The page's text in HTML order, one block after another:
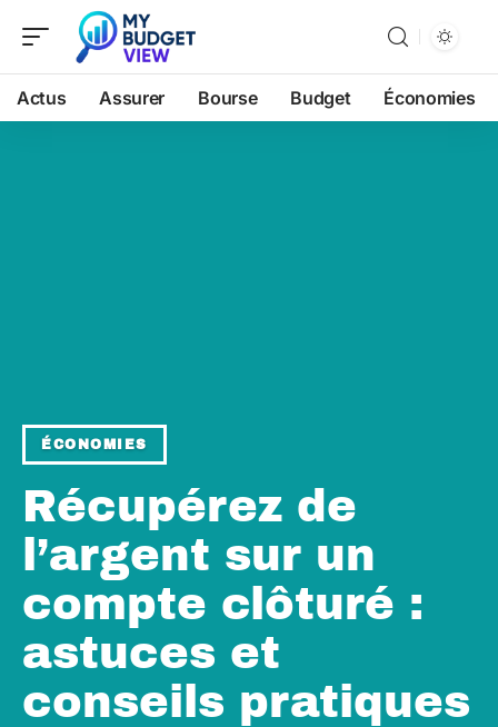
Actus Assurer Bourse Budget Économies
ÉCONOMIES
Récupérez de
l’argent sur un
compte clôturé :
astuces et
conseils pratiques